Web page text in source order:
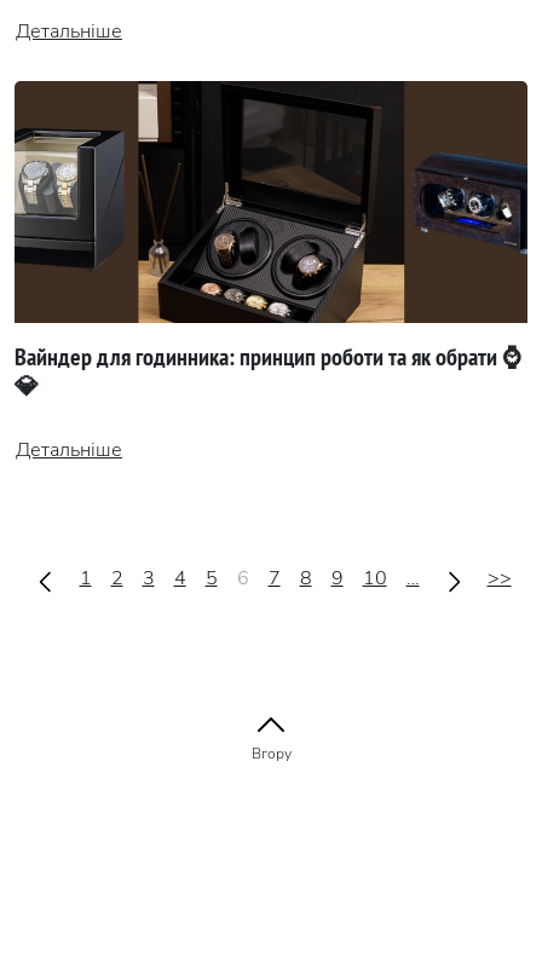
Детальніше
Вайндер для годинника: принцип роботи та як обрати ⌚
💎
Детальніше
1 2 3 4 5 6 7 8 9 10 … >>
Вгору